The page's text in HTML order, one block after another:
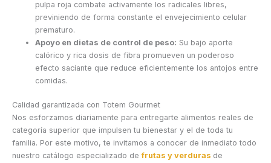
pulpa roja combate activamente los radicales libres,
previniendo de forma constante el envejecimiento celular
prematuro.
Apoyo en dietas de control de peso: Su bajo aporte
calórico y rica dosis de fibra promueven un poderoso
efecto saciante que reduce eficientemente los antojos entre
comidas.
Calidad garantizada con Totem Gourmet
Nos esforzamos diariamente para entregarte alimentos reales de
categoría superior que impulsen tu bienestar y el de toda tu
familia. Por este motivo, te invitamos a conocer de inmediato todo
nuestro catálogo especializado defrutas y verduras de